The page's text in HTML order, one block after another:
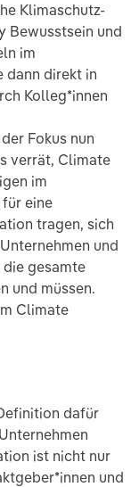
Klimaschutz-
Bewusstsein und
im
dann direkt in
Kolleg*innen
Fokus nun
verrät, Climate
im
eine
tragen, sich
und
gesamte
und müssen.
Climate
dafür
ist nicht nur
und